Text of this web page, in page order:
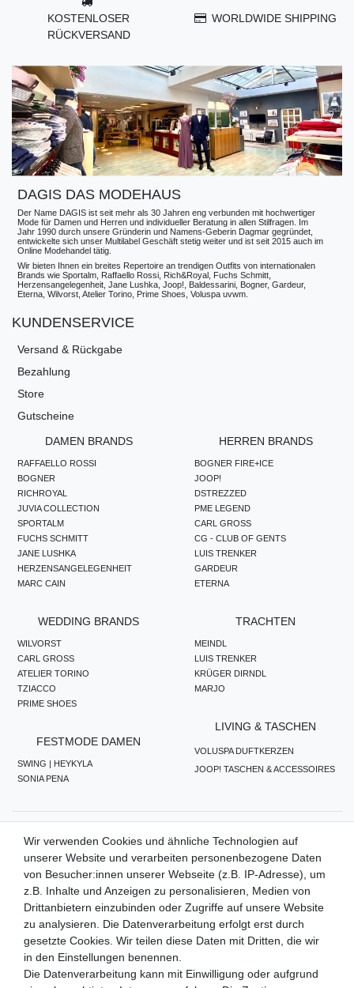
KOSTENLOSER
RÜCKVERSAND
WORLDWIDE SHIPPING
DAGIS DAS MODEHAUS
Der Name DAGIS ist seit mehr als 30 Jahren eng verbunden mit hochwertiger
Mode für Damen und Herren und individueller Beratung in allen Stilfragen. Im
Jahr 1990 durch unsere Gründerin und Namens-Geberin Dagmar gegründet,
entwickelte sich unser Multilabel Geschäft stetig weiter und ist seit 2015 auch im
Online Modehandel tätig.
Wir bieten Ihnen ein breites Repertoire an trendigen Outfits von internationalen
Brands wie Sportalm, Raffaello Rossi, Rich&Royal, Fuchs Schmitt,
Herzensangelegenheit, Jane Lushka, Joop!, Baldessarini, Bogner, Gardeur,
Eterna, Wilvorst, Atelier Torino, Prime Shoes, Voluspa uvwm.
KUNDENSERVICE
Versand & Rückgabe
Bezahlung
Store
Gutscheine
DAMEN BRANDS
RAFFAELLO ROSSI
BOGNER
RICHROYAL
JUVIA COLLECTION
SPORTALM
FUCHS SCHMITT
JANE LUSHKA
HERZENSANGELEGENHEIT
MARC CAIN
HERREN BRANDS
BOGNER FIRE+ICE
JOOP!
DSTREZZED
PME LEGEND
CARL GROSS
CG - CLUB OF GENTS
LUIS TRENKER
GARDEUR
ETERNA
WEDDING BRANDS
WILVORST
CARL GROSS
ATELIER TORINO
TZIACCO
PRIME SHOES
FESTMODE DAMEN
SWING | HEYKYLA
SONIA PENA
TRACHTEN
MEINDL
LUIS TRENKER
KRÜGER DIRNDL
MARJO
LIVING & TASCHEN
VOLUSPA DUFTKERZEN
JOOP! TASCHEN & ACCESSOIRES
ZAHLUNGSMETHODEN
WIR VERSENDEN MIT
QUALITÄTSVERSPRECHEN
Wir verwenden Cookies und ähnliche Technologien auf
unserer Website und verarbeiten personenbezogene Daten
von Besucher:innen unserer Webseite (z.B. IP-Adresse), um
z.B. Inhalte und Anzeigen zu personalisieren, Medien von
Drittanbietern einzubinden oder Zugriffe auf unsere Website
zu analysieren. Die Datenverarbeitung erfolgt erst durch
gesetzte Cookies. Wir teilen diese Daten mit Dritten, die wir
in den Einstellungen benennen.
Die Datenverarbeitung kann mit Einwilligung oder aufgrund